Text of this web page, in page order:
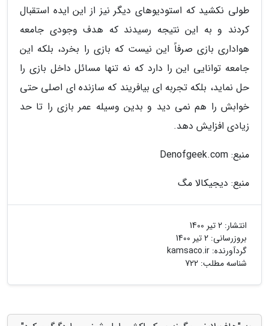
طولی نکشید که استودیوهای دیگر نیز از این ایده استقبال
کردند و به این نتیجه رسیدند که هدف وجودی جامعه
هواداری بازی صرفاً این نیست که بازی را بخرد، بلکه این
جامعه توانایی این را دارد که نه تنها مسائل داخل بازی را
حل نماید، بلکه تجربه ای بیافریند که سازنده ای اصلی حتی
خوابش را هم نمی دید و بدین وسیله عمر بازی را تا حد
زیادی افزایش دهد.
منبع: Denofgeek.com
منبع: دیجیکالا مگ
انتشار: 2 تیر 1400
بروزرسانی: 2 تیر 1400
گردآورنده: kamsaco.ir
شناسه مطلب: 722